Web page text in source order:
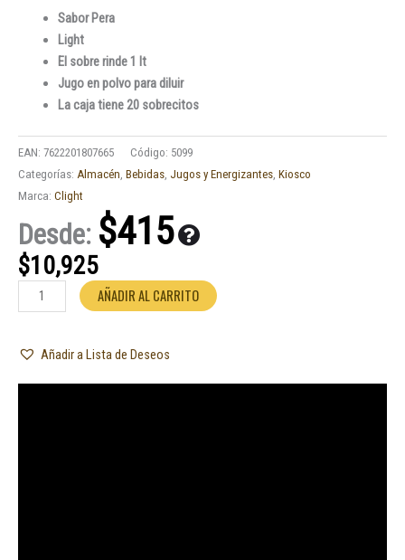
Sabor Pera
Light
El sobre rinde 1 lt
Jugo en polvo para diluir
La caja tiene 20 sobrecitos
EAN: 7622201807665 Código: 5099
Categorías: Almacén, Bebidas, Jugos y Energizantes, Kiosco
Marca: Clight
Desde: $415
$10,925
Jugo
Clight
7gr.
AÑADIR AL CARRITO
Añadir a Lista de Deseos